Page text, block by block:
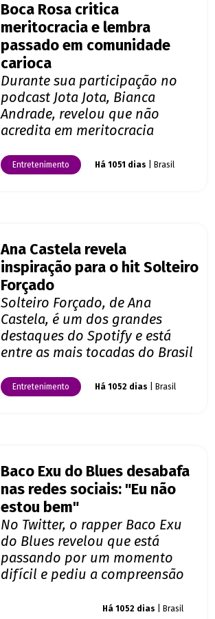
Boca Rosa critica
meritocracia e lembra
passado em comunidade
carioca
Durante sua participação no
podcast Jota Jota, Bianca
Andrade, revelou que não
acredita em meritocracia
Entretenimento Há 1051 dias | Brasil
Ana Castela revela
inspiração para o hit Solteiro
Forçado
Solteiro Forçado, de Ana
Castela, é um dos grandes
destaques do Spotify e está
entre as mais tocadas do Brasil
Entretenimento Há 1052 dias | Brasil
Baco Exu do Blues desabafa
nas redes sociais: "Eu não
estou bem"
No Twitter, o rapper Baco Exu
do Blues revelou que está
passando por um momento
difícil e pediu a compreensão
Há 1052 dias | Brasil